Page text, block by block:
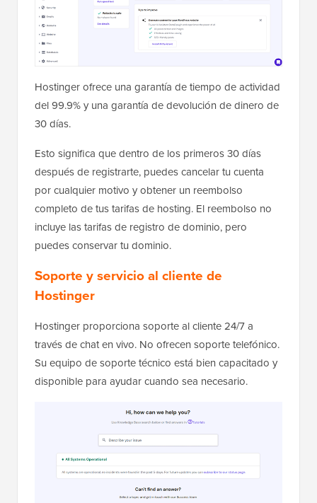
Hostinger ofrece una garantía de tiempo de actividad
del 99.9% y una garantía de devolución de dinero de
30 días.
Esto significa que dentro de los primeros 30 días
después de registrarte, puedes cancelar tu cuenta
por cualquier motivo y obtener un reembolso
completo de tus tarifas de hosting. El reembolso no
incluye las tarifas de registro de dominio, pero
puedes conservar tu dominio.
Soporte y servicio al cliente de
Hostinger
Hostinger proporciona soporte al cliente 24/7 a
través de chat en vivo. No ofrecen soporte telefónico.
Su equipo de soporte técnico está bien capacitado y
disponible para ayudar cuando sea necesario.